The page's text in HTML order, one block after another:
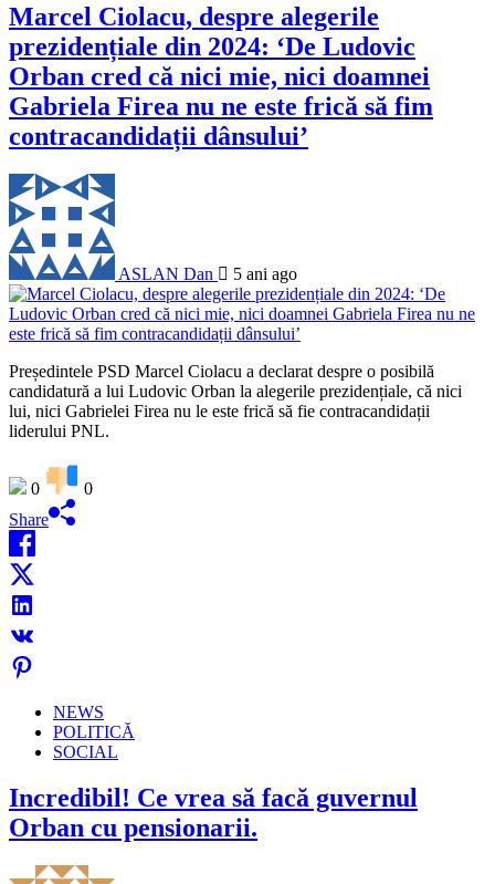
Marcel Ciolacu, despre alegerile
prezidențiale din 2024: ‘De Ludovic
Orban cred că nici mie, nici doamnei
Gabriela Firea nu ne este frică să fim
contracandidații dânsului’
ASLAN Dan 5 ani ago
Președintele PSD Marcel Ciolacu a declarat despre o posibilă
candidatură a lui Ludovic Orban la alegerile prezidențiale, că nici
lui, nici Gabrielei Firea nu le este frică să fie contracandidații
liderului PNL.
0
0
Share
NEWS
POLITICĂ
SOCIAL
Incredibil! Ce vrea să facă guvernul
Orban cu pensionarii.